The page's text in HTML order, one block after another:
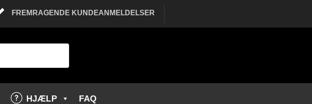
FREMRAGENDE KUNDEANMELDELSER
HJÆLP FAQ